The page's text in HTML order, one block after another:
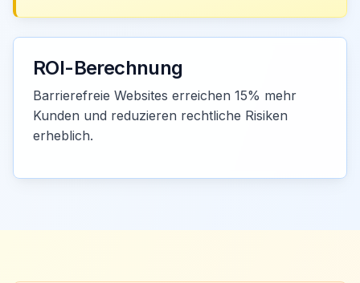
ROI-Berechnung
Barrierefreie Websites erreichen 15% mehr
Kunden und reduzieren rechtliche Risiken
erheblich.